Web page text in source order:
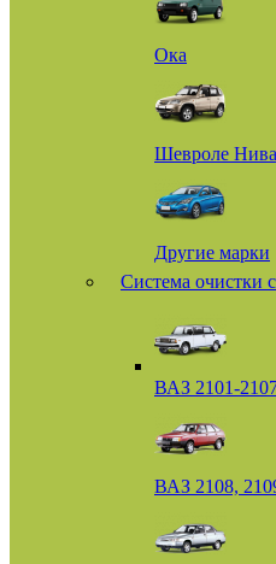
Ока
Шевроле
Другие марки
Система очистки
ВАЗ 2101-
ВАЗ 2108,